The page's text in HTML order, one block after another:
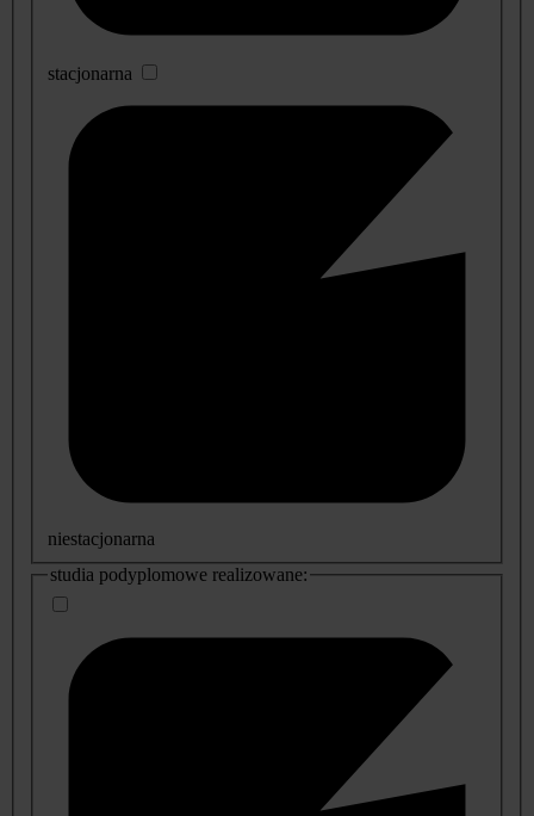
stacjonarna
niestacjonarna
studia podyplomowe realizowane: